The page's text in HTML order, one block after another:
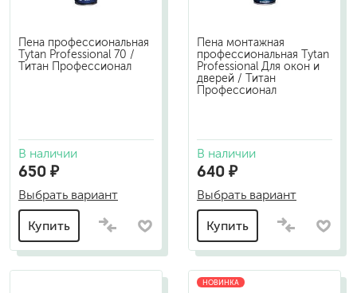
Пена профессиональная
Tytan Professional 70 /
Титан Профессионал
В наличии
650 ₽
Выбрать вариант
Купить
Пена монтажная
профессиональная Tytan
Professional Для окон и
дверей / Титан
Профессионал
В наличии
640 ₽
Выбрать вариант
Купить
НОВИНКА